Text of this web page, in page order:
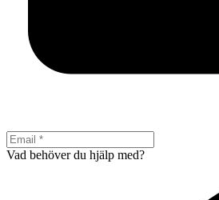
Vad behöver du hjälp med?